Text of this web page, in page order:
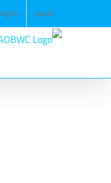
to
العربية